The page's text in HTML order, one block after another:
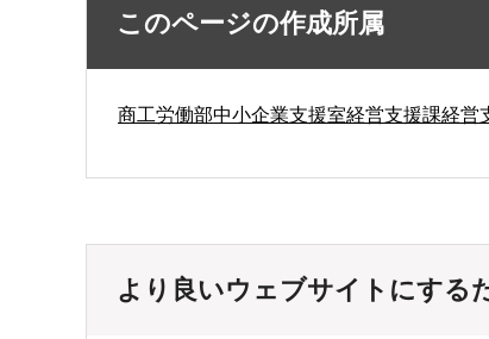
このページの作成所属
商工労働部中小企業支援室経営支援課経営
より良いウェブサイトにする